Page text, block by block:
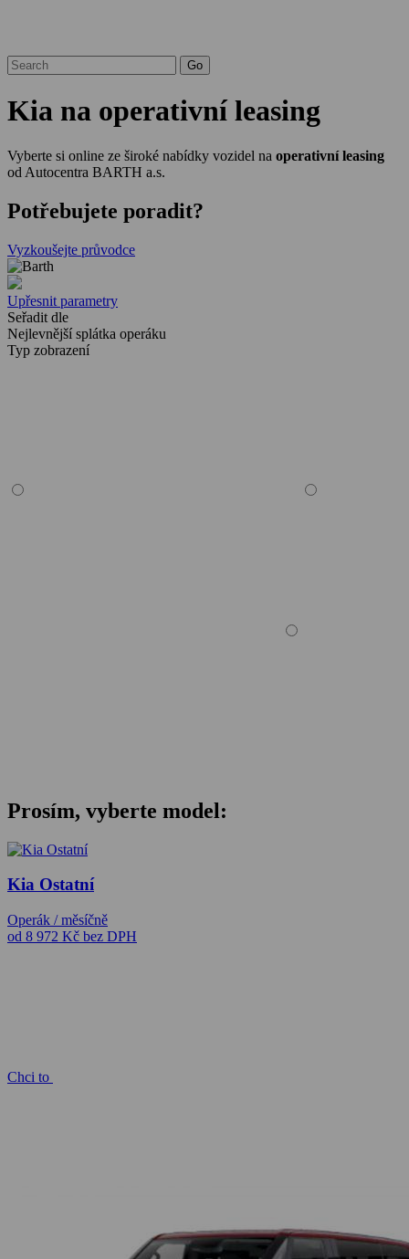
Kia na operativní leasing
Vyberte si online ze široké nabídky vozidel na operativní leasing
od Autocentra BARTH a.s.
Potřebujete poradit?
Vyzkoušejte průvodce
Upřesnit parametry
Seřadit dle
Nejlevnější splátka operáku
Typ zobrazení
Prosím, vyberte model:
Kia Ostatní
Operák / měsíčně
od 8 972 Kč bez DPH
Chci to